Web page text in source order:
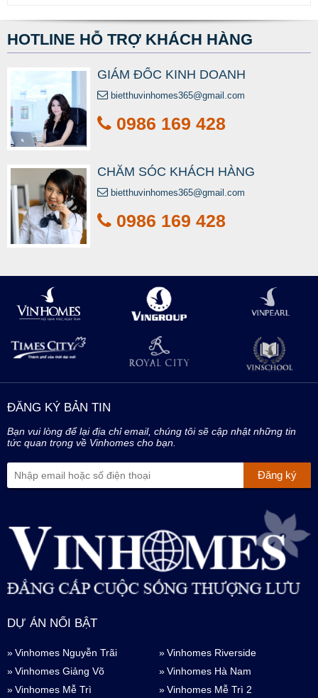
HOTLINE HỖ TRỢ KHÁCH HÀNG
GIÁM ĐỐC KINH DOANH
bietthuvinhomes365@gmail.com
0986 169 428
CHĂM SÓC KHÁCH HÀNG
bietthuvinhomes365@gmail.com
0986 169 428
ĐĂNG KÝ BẢN TIN
Bạn vui lòng để lại địa chỉ email, chúng tôi sẽ cập nhật những tin
tức quan trọng về Vinhomes cho bạn.
DỰ ÁN NỔI BẬT
Vinhomes Nguyễn Trãi
Vinhomes Riverside
Vinhomes Giảng Võ
Vinhomes Hà Nam
Vinhomes Mễ Trì
Vinhomes Mễ Trì 2